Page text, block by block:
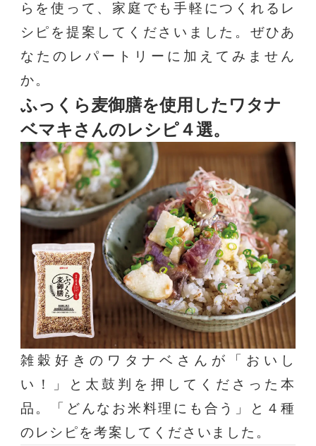
らを使って、家庭でも手軽につくれるレ
シピを提案してくださいました。ぜひあ
なたのレパートリーに加えてみません
か。
ふっくら麦御膳を使用したワタナ
ベマキさんのレシピ４選。
雑穀好きのワタナベさんが「おいし
い！」と太鼓判を押してくださった本
品。「どんなお米料理にも合う」と４種
のレシピを考案してくださいました。